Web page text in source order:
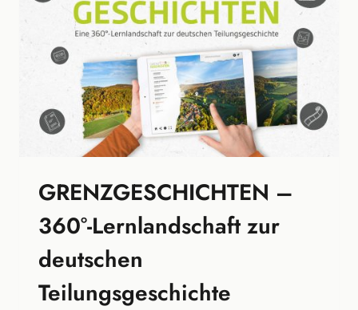
KINDER,
FAMILIEN
UND
SCHULKLASSEN
AM
TOP-
GRENZWANDERWEG
SCHIFFLERSGRUND
GRENZGESCHICHTEN –
360°-Lernlandschaft zur
deutschen
Teilungsgeschichte